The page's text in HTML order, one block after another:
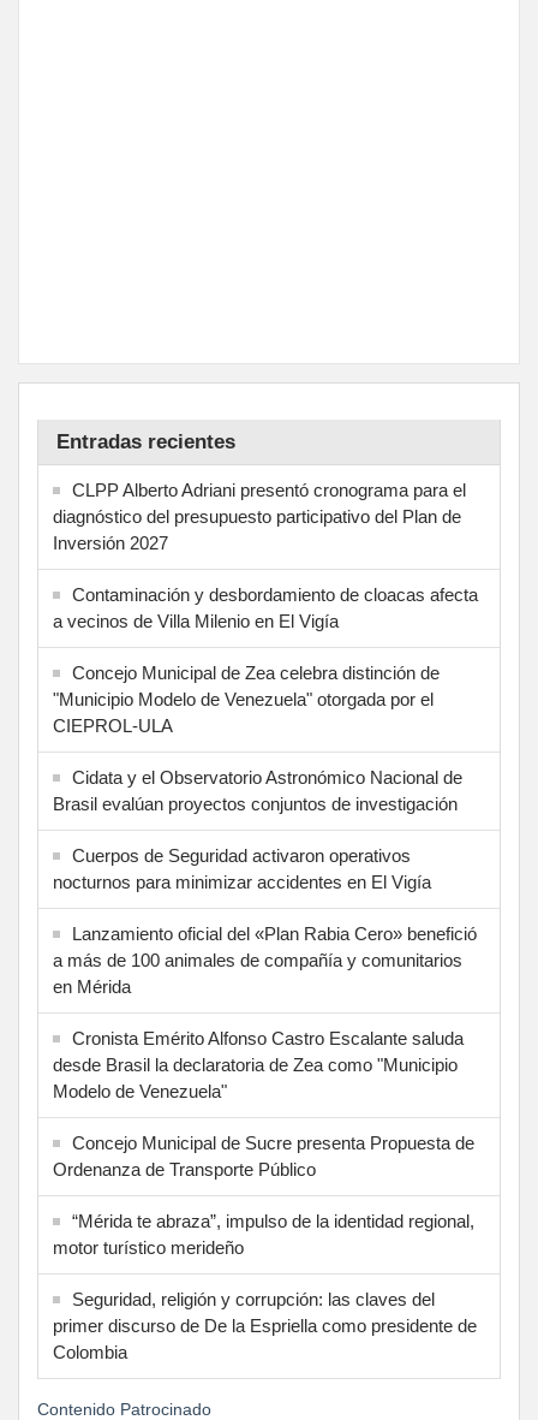
Entradas recientes
CLPP Alberto Adriani presentó cronograma para el
diagnóstico del presupuesto participativo del Plan de
Inversión 2027
Contaminación y desbordamiento de cloacas afecta
a vecinos de Villa Milenio en El Vigía
Concejo Municipal de Zea celebra distinción de
"Municipio Modelo de Venezuela" otorgada por el
CIEPROL-ULA
Cidata y el Observatorio Astronómico Nacional de
Brasil evalúan proyectos conjuntos de investigación
Cuerpos de Seguridad activaron operativos
nocturnos para minimizar accidentes en El Vigía
Lanzamiento oficial del «Plan Rabia Cero» benefició
a más de 100 animales de compañía y comunitarios
en Mérida
Cronista Emérito Alfonso Castro Escalante saluda
desde Brasil la declaratoria de Zea como "Municipio
Modelo de Venezuela"
Concejo Municipal de Sucre presenta Propuesta de
Ordenanza de Transporte Público
“Mérida te abraza”, impulso de la identidad regional,
motor turístico merideño
Seguridad, religión y corrupción: las claves del
primer discurso de De la Espriella como presidente de
Colombia
Contenido Patrocinado